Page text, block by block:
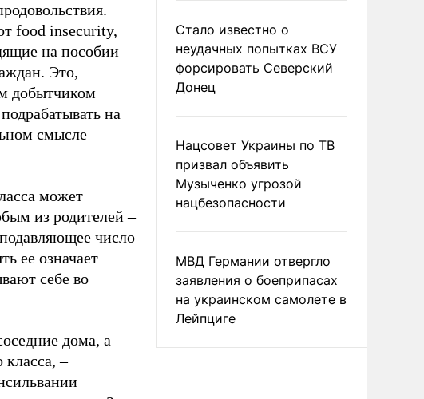
food insecurity,
на пособии
Это,
добытчиком
на
смысле
может
из родителей –
число
ее означает
себе во
дома, а
класса, –
Стало известно о
неудачных попытках ВСУ
форсировать Северский
Донец
Нацсовет Украины по ТВ
призвал объявить
Музыченко угрозой
нацбезопасности
МВД Германии отвергло
заявления о боеприпасах
на украинском самолете в
Лейпциге